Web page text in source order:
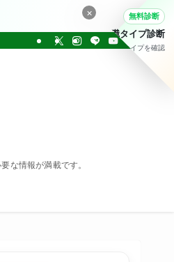
な情報が満載です。
× 無料診断
転職タイプ診断
30問でタイプを確認